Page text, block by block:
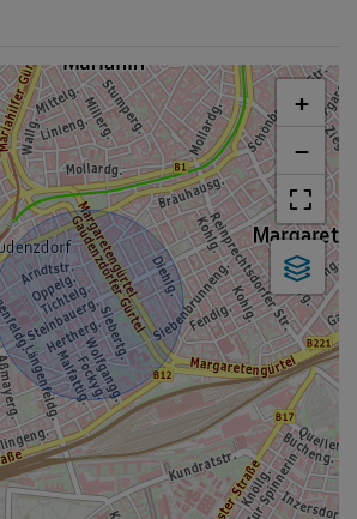
+
−